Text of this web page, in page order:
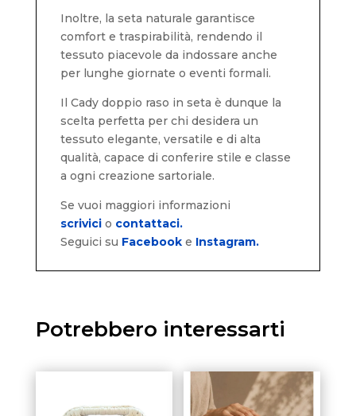
Inoltre, la seta naturale garantisce
comfort e traspirabilità, rendendo il
tessuto piacevole da indossare anche
per lunghe giornate o eventi formali.
Il Cady doppio raso in seta è dunque la
scelta perfetta per chi desidera un
tessuto elegante, versatile e di alta
qualità, capace di conferire stile e classe
a ogni creazione sartoriale.
Se vuoi maggiori informazioni
scrivici o contattaci.
Seguici su Facebooke Instagram.
Potrebbero interessarti